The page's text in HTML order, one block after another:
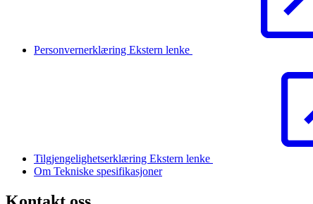
Personvernerklæring Ekstern lenke
Tilgjengelighetserklæring Ekstern lenke
Om Tekniske spesifikasjoner